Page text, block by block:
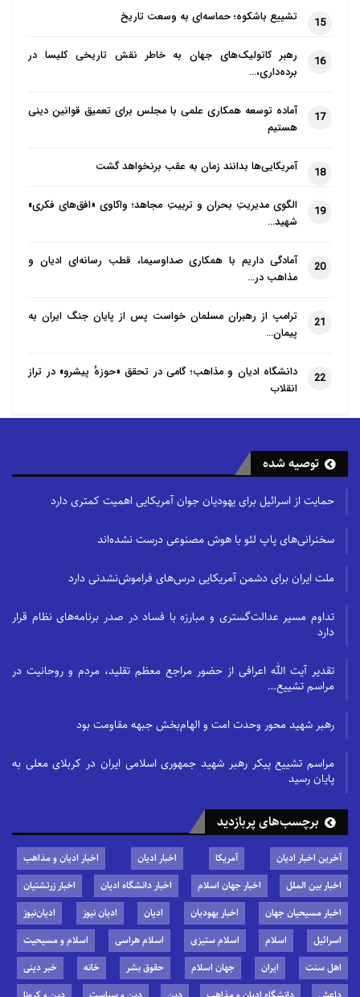
15 تشییع باشکوه؛ حماسه‌ای به وسعت تاریخ
16
رهبر کاتولیک‌های جهان به خاطر نقش تاریخی کلیسا در
برده‌داری،…
17
آماده توسعه همکاری علمی با مجلس برای تعمیق قوانین دینی
هستیم
18 آمریکایی‌ها بدانند زمان به عقب برنخواهد گشت
19
الگوی مدیریتِ بحران و تربیتِ مجاهد؛ واکاوی «افق‌های فکری»
شهید…
20
آمادگی داریم با همکاری صداوسیما، قطب رسانه‌ای ادیان و
مذاهب در…
21
ترامپ از رهبران مسلمان خواست پس از پایان جنگ ایران به
پیمان…
22
دانشگاه ادیان و مذاهب؛ گامی در تحقق «حوزهٔ پیشرو» در تراز
انقلاب
توصیه شده
حمایت از اسرائیل برای یهودیان جوان آمریکایی اهمیت کمتری دارد
سخنرانی‌های پاپ لئو با هوش مصنوعی درست نشده‌اند
ملت ایران برای دشمن آمریکایی درس‌های فراموش‌نشدنی دارد
تداوم مسیر عدالت‌گستری و مبارزه با فساد در صدر برنامه‌های نظام قرار
دارد
تقدیر آیت الله اعرافی از حضور مراجع معظم تقلید، مردم و روحانیت در
مراسم تشییع…
رهبر شهید محور وحدت امت و الهام‌بخش جبهه مقاومت بود
مراسم تشییع پیکر رهبر شهید جمهوری اسلامی ایران در کربلای معلی به
پایان رسید
برچسب‌های پربازدید
آخرین اخبار ادیان آمریکا اخبار ادیان
اخبار ادیان و مذاهب
اخبار بین الملل
اخبار جهان اسلام اخبار دانشگاه ادیان
اخبار زرتشتیان
اخبار مسیحیان جهان
اخبار یهودیان ادیان ادیان نیوز
ادیان‌نیوز
اسرائیل
اسلام اسلام ستیزی اسلام هراسی
اسلام و مسیحیت
اهل سنت
ایران جهان اسلام حقوق بشر خانه
خبر دینی